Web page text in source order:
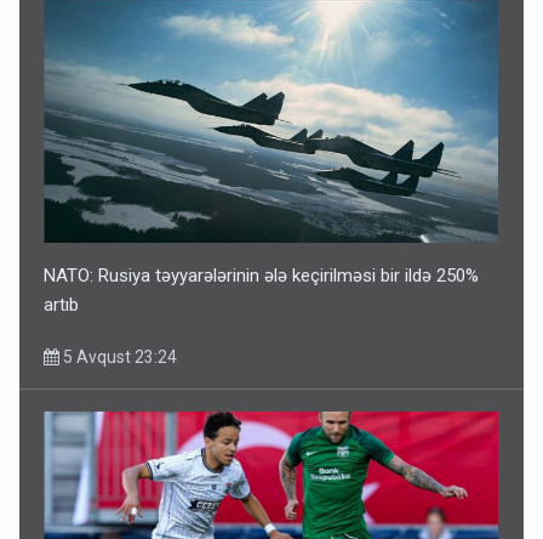
NATO: Rusiya təyyarələrinin ələ keçirilməsi bir ildə 250%
artıb
5 Avqust 23:24